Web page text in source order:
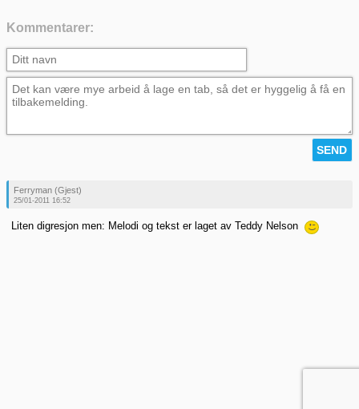
Kommentarer:
Ferryman (Gjest)
25/01-2011 16:52
Liten digresjon men: Melodi og tekst er laget av Teddy Nelson